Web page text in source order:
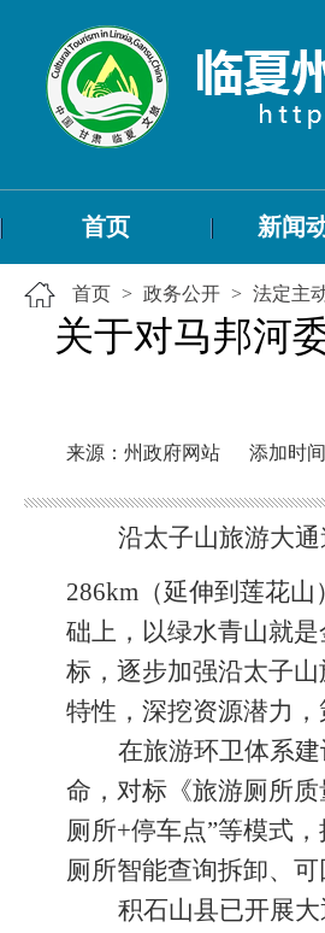
首页 新闻
首页 > 政务公开 > 法定主
关于对马邦河
来源：州政府网站 添加时
沿太子山旅游大
286km（延伸到莲花
础上，以绿水青山就
标，逐步加强沿太子
特性，深挖资源潜力
在旅游环卫体系
命，对标《旅游厕所
厕所+停车点”等模式
厕所智能查询拆卸、
积石山县已开展大